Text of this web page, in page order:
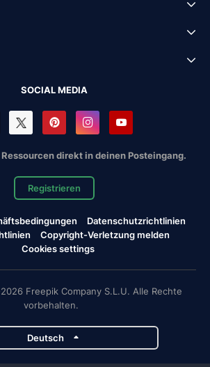
SOCIAL MEDIA
direkt in deinen Posteingang.
Registrieren
Datenschutzrichtlinien
Copyright-Verletzung melden
Cookies settings
Freepik Company S.L.U. Alle Rechte
vorbehalten.
Deutsch